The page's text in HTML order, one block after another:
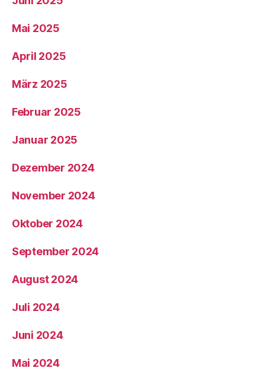
Mai 2025
April 2025
März 2025
Februar 2025
Januar 2025
Dezember 2024
November 2024
Oktober 2024
September 2024
August 2024
Juli 2024
Juni 2024
Mai 2024